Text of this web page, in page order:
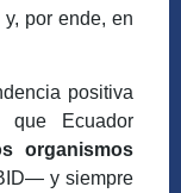
por ende, en
positiva
Ecuador
organismos
y siempre